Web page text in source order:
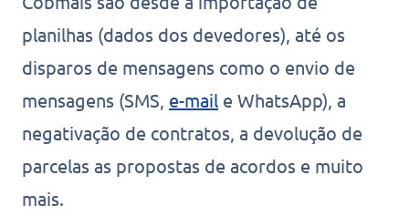
planilhas (dados dos devedores), até os
disparos de mensagens como o envio de
mensagens (SMS, e-mail e WhatsApp), a
negativação de contratos, a devolução de
parcelas as propostas de acordos e muito
mais.